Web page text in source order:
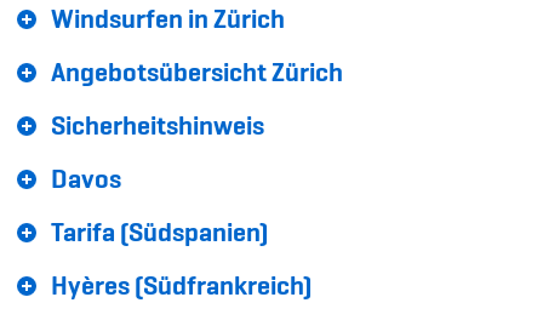
Windsurfen in Zürich
Angebotsübersicht Zürich
Sicherheitshinweis
Davos
Tarifa (Südspanien)
Hyères (Südfrankreich)